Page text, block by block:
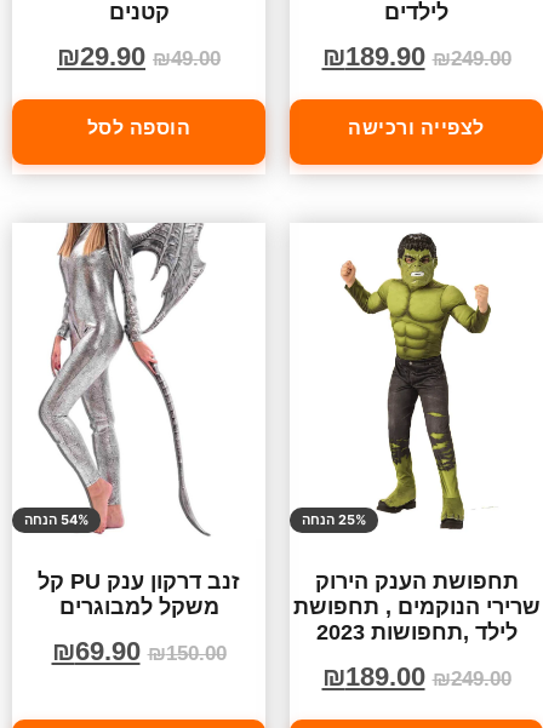
לילדים
₪249.00
₪189.90
לצפייה ורכישה
קטנים
₪49.00
₪29.90
הוספה לסל
25% הנחה
תחפושת הענק הירוק
שרירי הנוקמים , תחפושת
לילד ,תחפושות 2023
₪249.00
₪189.00
54% הנחה
זנב דרקון ענק PU קל
משקל למבוגרים
₪150.00
₪69.90